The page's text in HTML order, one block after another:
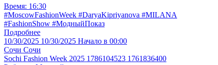
Время: 16:30
#MoscowFashionWeek #DaryaKipriyanova #MILANA
#FashionShow #МодныйПоказ
Подробнее
10/30/2025 10/30/2025 Начало в 00:00
Сочи Сочи
Sochi Fashion Week 2025 1786104523 1761836400